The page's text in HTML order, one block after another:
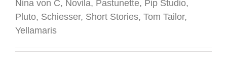
Nina von C, Novila, Pastunette, Pip Studio,
Pluto, Schiesser, Short Stories, Tom Tailor,
Yellamaris